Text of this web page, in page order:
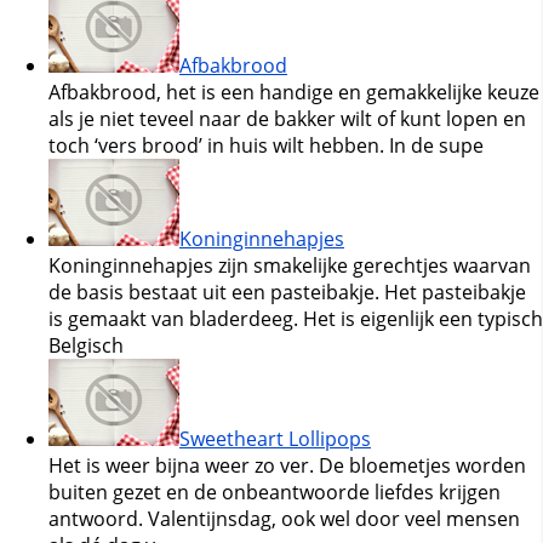
Afbakbrood
Afbakbrood, het is een handige en gemakkelijke keuze
als je niet teveel naar de bakker wilt of kunt lopen en
toch ‘vers brood’ in huis wilt hebben. In de supe
Koninginnehapjes
Koninginnehapjes zijn smakelijke gerechtjes waarvan
de basis bestaat uit een pasteibakje. Het pasteibakje
is gemaakt van bladerdeeg. Het is eigenlijk een typisch
Belgisch
Sweetheart Lollipops
Het is weer bijna weer zo ver. De bloemetjes worden
buiten gezet en de onbeantwoorde liefdes krijgen
antwoord. Valentijnsdag, ook wel door veel mensen